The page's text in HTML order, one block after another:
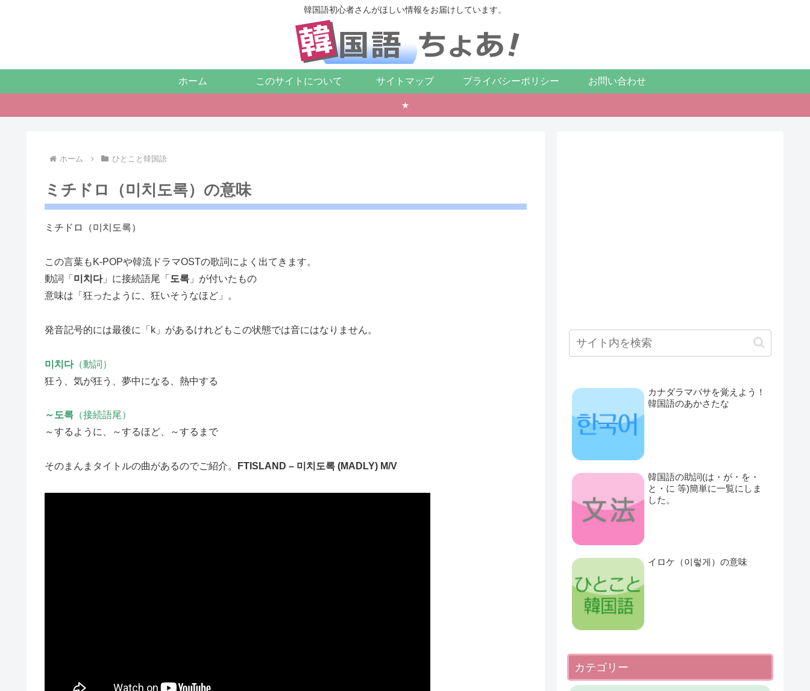
韓国語初心者さんがほしい情報をお届けしています。
ホーム このサイトについて サイトマップ プライバシーポリシー お問い合わせ
★
ホーム ひとこと韓国語
ミチドロ（미치도록）の意味
ミチドロ（미치도록）
この言葉もK-POPや韓流ドラマOSTの歌詞によく出てきます。
動詞「 미치다」に接続語尾「 도록 」が付いたもの
意味は「 狂ったように、狂いそうなほど 」。
発音記号的には最後に「k」があるけれどもこの状態では音にはなりません。
미치다（動詞）
狂う、気が狂う、夢中になる、熱中する
～도록 （接続語尾）
～するように、～するほど、～するまで
そのまんまタイトルの曲があるのでご紹介。 FTISLAND – 미치도록 (MADLY) M/V
カナダラマバサを覚えよう！
韓国語のあかさたな
韓国語の助詞(は・が・を・
と・に 等)簡単に一覧にしま
した。
イロケ（이렇게）の意味
カテゴリー